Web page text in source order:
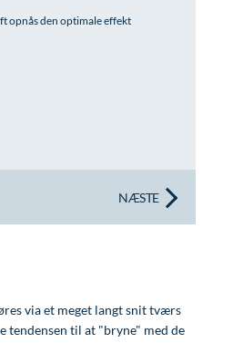
opnås den optimale effekt
NÆSTE
via et meget langt snit tværs
tendensen til at "bryne" med de